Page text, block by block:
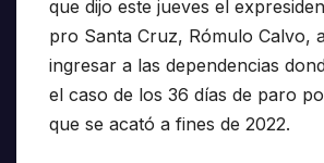
que dijo este jueves el
pro Santa Cruz, Rómulo Calvo,
ingresar a las dependencias
el caso de los 36 días de paro
que se acató a fines de 2022.